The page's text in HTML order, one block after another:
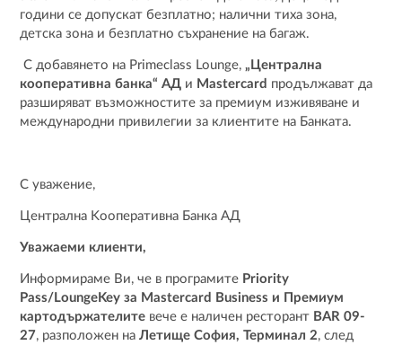
години се допускат безплатно; налични тиха зона,
детска зона и безплатно съхранение на багаж.
С добавянето на Primeclass Lounge,„Централна
кооперативна банка“ АД и Mastercard продължават да
разширяват възможностите за премиум изживяване и
международни привилегии за клиентите на Банката.
С уважение,
Централна Kооперативна Банка АД
Уважаеми клиенти,
Информираме Ви, че в програмите Priority
Pass/LoungeKey за Mastercard Business и Премиум
картодържателите вече е наличен ресторант BAR 09-
27, разположен наЛетище София, Терминал 2, след